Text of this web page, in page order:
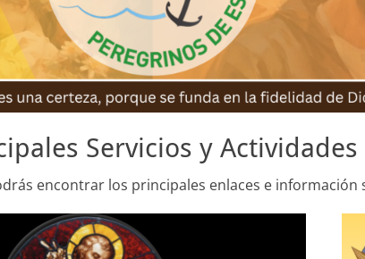
Servicios y Actividades
encontrar los principales enlaces e